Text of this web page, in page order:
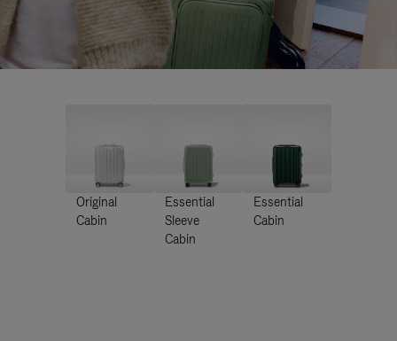
Original
Cabin
Essential
Sleeve
Cabin
Essential
Cabin